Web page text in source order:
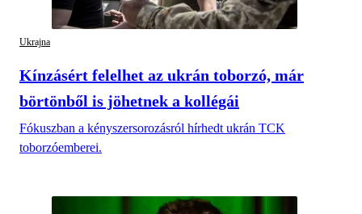
Ukrajna
Kínzásért felelhet az ukrán toborzó, már
börtönből is jöhetnek a kollégái
Fókuszban a kényszersorozásról hírhedt ukrán TCK
toborzóemberei.